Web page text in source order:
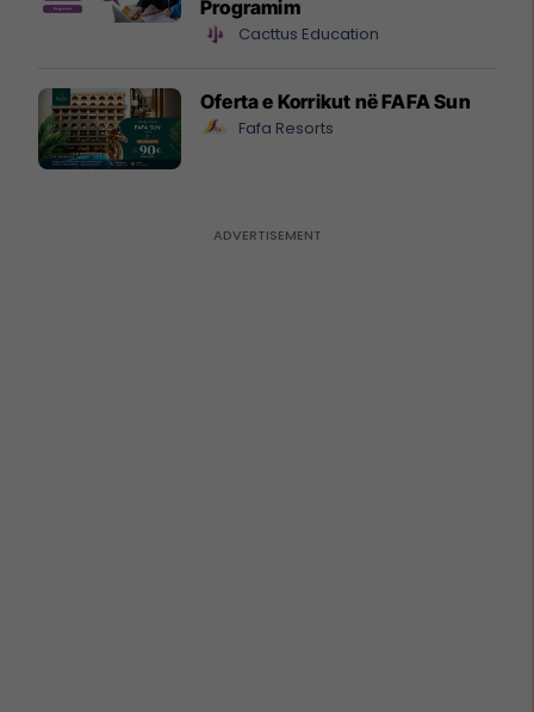
Programim
Cacttus Education
Oferta e Korrikut në FAFA Sun
Fafa Resorts